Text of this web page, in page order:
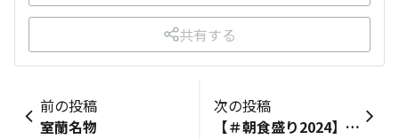
共有する
前の投稿
室蘭名物
次の投稿
【＃朝食盛り2024】行き交う船と航空機を眺めながら。ほぼ三浦半島